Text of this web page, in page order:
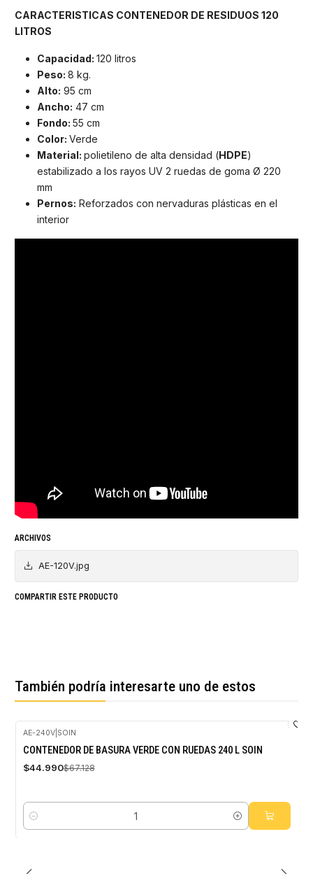
CARACTERISTICAS CONTENEDOR DE RESIDUOS 120
LITROS
Capacidad: 120 litros
Peso: 8 kg.
Alto: 95 cm
Ancho: 47 cm
Fondo: 55 cm
Color: Verde
Material: polietileno de alta densidad (HDPE)
estabilizado a los rayos UV 2 ruedas de goma Ø 220
mm
Pernos: Reforzados con nervaduras plásticas en el
interior
ARCHIVOS
AE-120V.jpg
COMPARTIR ESTE PRODUCTO
También podría interesarte uno de estos
-33%
OFF
AE-240V| SOIN
CONTENEDOR DE BASURA VERDE CON RUEDAS 240 L SOIN
$44.990$67.128
Cantidad